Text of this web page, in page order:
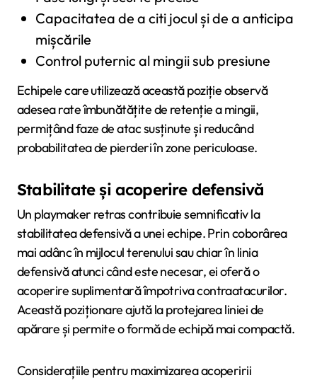
Capacitatea de a citi jocul și de a anticipa
mișcările
Control puternic al mingii sub presiune
Echipele care utilizează această poziție observă
adesea rate îmbunătățite de retenție a mingii,
permițând faze de atac susținute și reducând
probabilitatea de pierderi în zone periculoase.
Stabilitate și acoperire defensivă
Un playmaker retras contribuie semnificativ la
stabilitatea defensivă a unei echipe. Prin coborârea
mai adânc în mijlocul terenului sau chiar în linia
defensivă atunci când este necesar, ei oferă o
acoperire suplimentară împotriva contraatacurilor.
Această poziționare ajută la protejarea liniei de
apărare și permite o formă de echipă mai compactă.
Considerațiile pentru maximizarea acoperirii